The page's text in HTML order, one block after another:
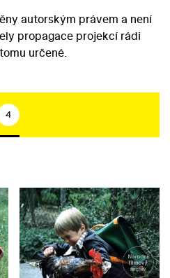
autorským právem a není
propagace projekcí rádi
určené.
4